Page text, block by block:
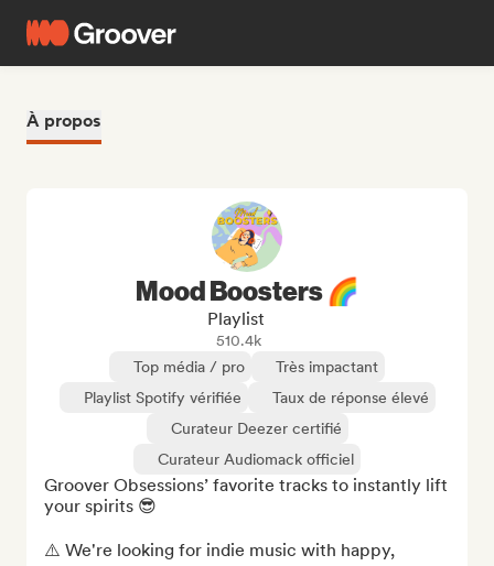
À propos
Mood Boosters 🌈
Playlist
510.4k
Top média / pro
Très impactant
Playlist Spotify vérifiée
Taux de réponse élevé
Curateur Deezer certifié
Curateur Audiomack officiel
Groover Obsessions’ favorite tracks to instantly lift
your spirits 😎
⚠️ We're looking for indie music with happy,